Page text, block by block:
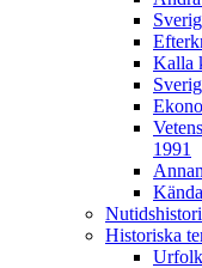
Kalla
1991
Historiska